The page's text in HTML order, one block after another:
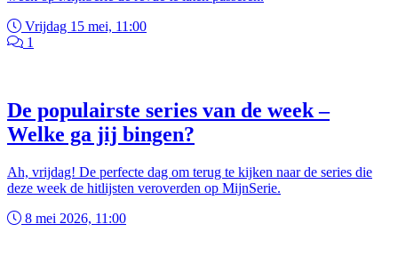
Vrijdag 15 mei, 11:00
1
De populairste series van de week –
Welke ga jij bingen?
Ah, vrijdag! De perfecte dag om terug te kijken naar de series die
deze week de hitlijsten veroverden op MijnSerie.
8 mei 2026, 11:00